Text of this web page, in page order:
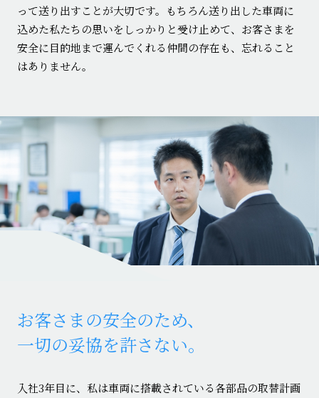
って送り出すことが大切です。もちろん送り出した車両に
込めた私たちの思いをしっかりと受け止めて、お客さまを
安全に目的地まで運んでくれる仲間の存在も、忘れること
はありません。
お客さまの安全のため、
一切の妥協を許さない。
入社3年目に、私は車両に搭載されている各部品の取替計画